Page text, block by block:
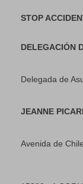
STOP
DELEGACIÓN
Delegada de
JEANNE
Avenida de